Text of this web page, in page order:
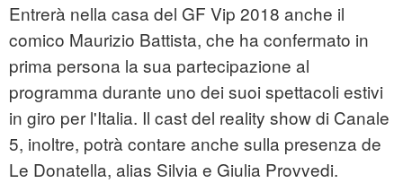
Entrerà nella casa del GF Vip 2018 anche il
comico Maurizio Battista, che ha confermato in
prima persona la sua partecipazione al
programma durante uno dei suoi spettacoli estivi
in giro per l'Italia. Il cast del reality show di Canale
5, inoltre, potrà contare anche sulla presenza de
Le Donatella, alias Silvia e Giulia Provvedi.